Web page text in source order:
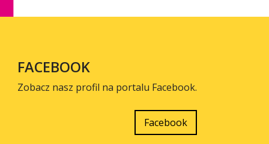
FACEBOOK
Zobacz nasz profil na portalu Facebook.
Facebook